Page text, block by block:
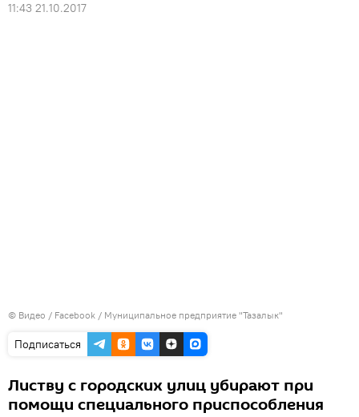
11:43 21.10.2017
© Видео / Facebook / Муниципальное предприятие "Тазалык"
Подписаться
Листву с городских улиц убирают при
помощи специального приспособления